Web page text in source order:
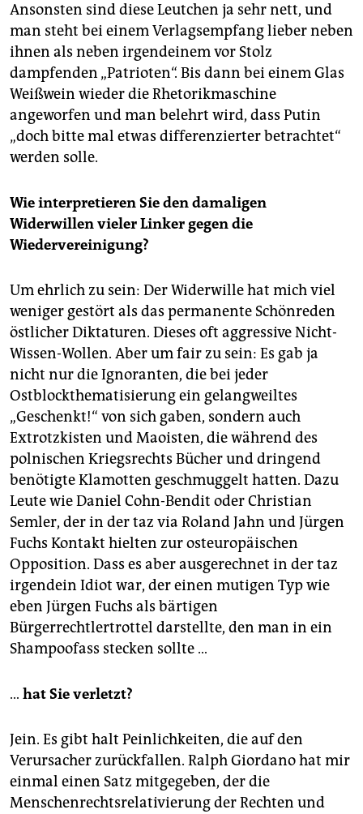
Ansonsten sind diese Leutchen ja sehr nett, und
man steht bei einem Verlagsempfang lieber neben
ihnen als neben irgendeinem vor Stolz
dampfenden „Patrioten“. Bis dann bei einem Glas
Weißwein wieder die Rhetorikmaschine
angeworfen und man belehrt wird, dass Putin
„doch bitte mal etwas differenzierter betrachtet“
werden solle.
Wie interpretieren Sie den damaligen
Widerwillen vieler Linker gegen die
Wiedervereinigung?
Um ehrlich zu sein: Der Widerwille hat mich viel
weniger gestört als das permanente Schönreden
östlicher Diktaturen. Dieses oft aggressive Nicht-
Wissen-Wollen. Aber um fair zu sein: Es gab ja
nicht nur die Ignoranten, die bei jeder
Ostblockthematisierung ein gelangweiltes
„Geschenkt!“ von sich gaben, sondern auch
Extrotzkisten und Maoisten, die während des
polnischen Kriegsrechts Bücher und dringend
benötigte Klamotten geschmuggelt hatten. Dazu
Leute wie Daniel Cohn-Bendit oder Christian
Semler, der in der taz via Roland Jahn und Jürgen
Fuchs Kontakt hielten zur osteuropäischen
Opposition. Dass es aber ausgerechnet in der taz
irgendein Idiot war, der einen mutigen Typ wie
eben Jürgen Fuchs als bärtigen
Bürgerrechtlertrottel darstellte, den man in ein
Shampoofass stecken sollte …
… hat Sie verletzt?
Jein. Es gibt halt Peinlichkeiten, die auf den
Verursacher zurückfallen. Ralph Giordano hat mir
einmal einen Satz mitgegeben, der die
Menschenrechtsrelativierung der Rechten und